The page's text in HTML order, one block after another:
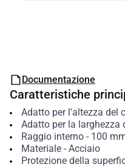
Documentazione
Caratteristiche
Adatto per l'altezza del
Adatto per la larghezza
Raggio interno- 100
Materiale- Acciaio
Protezione della